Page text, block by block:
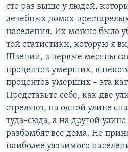
сто раз выше у людей,
лечебных домах
населения. Их можно было
той статистики, которую я
Швеции, в первые месяцы
процентов умерших, в
процентов умерших – эта
Представьте себе, как две
стреляют, на одной улице
туда-сюда, а на другой
разбомбят все дома. Не
наиболее уязвимого